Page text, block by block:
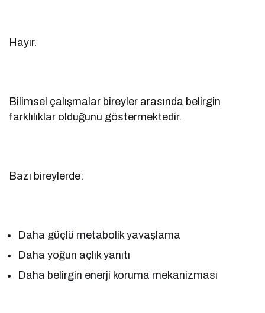
Hayır.
Bilimsel çalışmalar bireyler arasında belirgin
farklılıklar olduğunu göstermektedir.
Bazı bireylerde:
Daha güçlü metabolik yavaşlama
Daha yoğun açlık yanıtı
Daha belirgin enerji koruma mekanizması